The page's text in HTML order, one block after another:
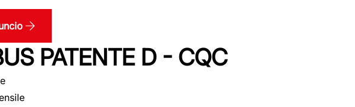
PATENTE D - CQC